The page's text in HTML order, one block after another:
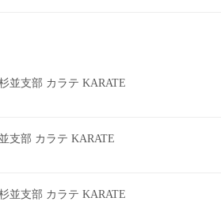
並支部 カラテ KARATE
支部 カラテ KARATE
並支部 カラテ KARATE